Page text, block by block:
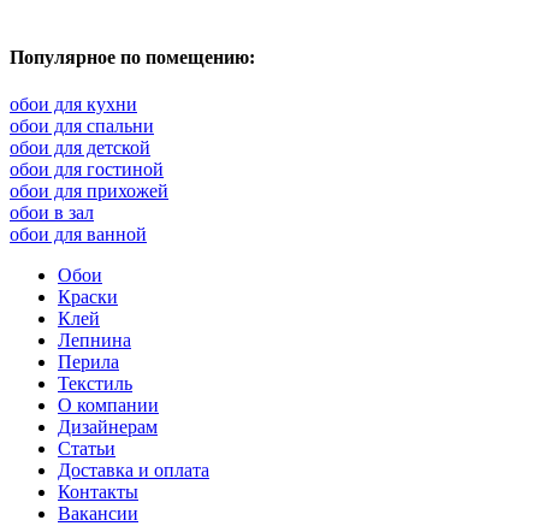
Популярное по помещению:
обои для кухни
обои для спальни
обои для детской
обои для гостиной
обои для прихожей
обои в зал
обои для ванной
Обои
Краски
Клей
Лепнина
Перила
Текстиль
О компании
Дизайнерам
Статьи
Доставка и оплата
Контакты
Вакансии